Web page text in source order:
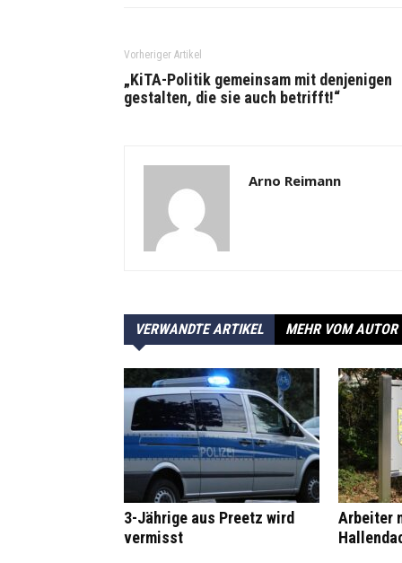
Vorheriger Artikel
„KiTA-Politik gemeinsam mit denjenigen
gestalten, die sie auch betrifft!“
Arno Reimann
VERWANDTE ARTIKEL MEHR VOM AUTOR
3-Jährige aus Preetz wird
vermisst
Arbeiter